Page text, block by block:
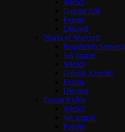
Wieści
Galeria Arii
Forum
Discord
World of Warcraft
Regulamin Serwera
Jak zagrać
Wieści
Galeria Azeroth
Forum
Discord
Conan Exiles
Wieści
Jak zagrać
Forum